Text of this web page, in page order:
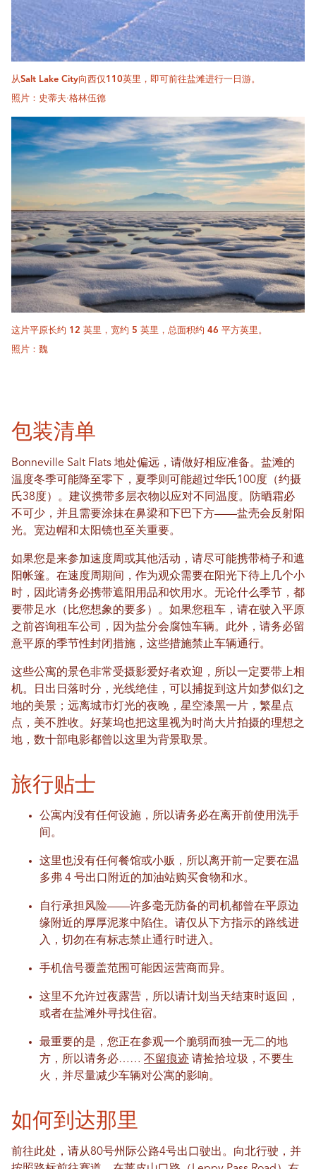
从Salt Lake City向西仅110英里，即可前往盐滩进行一日游。
照片：史蒂夫·格林伍德
这片平原长约 12 英里，宽约 5 英里，总面积约 46 平方英里。
照片：魏
包装清单
Bonneville Salt Flats 地处偏远，请做好相应准备。盐滩的
温度冬季可能降至零下，夏季则可能超过华氏100度（约摄
氏38度）。建议携带多层衣物以应对不同温度。防晒霜必
不可少，并且需要涂抹在鼻梁和下巴下方——盐壳会反射阳
光。宽边帽和太阳镜也至关重要。
如果您是来参加速度周或其他活动，请尽可能携带椅子和遮
阳帐篷。在速度周期间，作为观众需要在阳光下待上几个小
时，因此请务必携带遮阳用品和饮用水。无论什么季节，都
要带足水（比您想象的要多）。如果您租车，请在驶入平原
之前咨询租车公司，因为盐分会腐蚀车辆。此外，请务必留
意平原的季节性封闭措施，这些措施禁止车辆通行。
这些公寓的景色非常受摄影爱好者欢迎，所以一定要带上相
机。日出日落时分，光线绝佳，可以捕捉到这片如梦似幻之
地的美景；远离城市灯光的夜晚，星空漆黑一片，繁星点
点，美不胜收。好莱坞也把这里视为时尚大片拍摄的理想之
地，数十部电影都曾以这里为背景取景。
旅行贴士
公寓内没有任何设施，所以请务必在离开前使用洗手
间。
这里也没有任何餐馆或小贩，所以离开前一定要在温
多弗 4 号出口附近的加油站购买食物和水。
自行承担风险——许多毫无防备的司机都曾在平原边
缘附近的厚厚泥浆中陷住。请仅从下方指示的路线进
入，切勿在有标志禁止通行时进入。
手机信号覆盖范围可能因运营商而异。
这里不允许过夜露营，所以请计划当天结束时返回，
或者在盐滩外寻找住宿。
最重要的是，您正在参观一个脆弱而独一无二的地
方，所以请务必…… 不留痕迹 请捡拾垃圾，不要生
火，并尽量减少车辆对公寓的影响。
如何到达那里
前往此处，请从80号州际公路4号出口驶出。向北行驶，并